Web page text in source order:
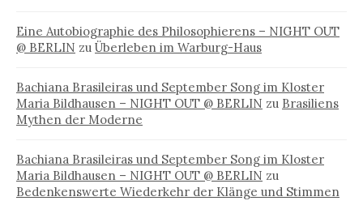
Eine Autobiographie des Philosophierens – NIGHT OUT
@ BERLIN zu Überleben im Warburg-Haus
Bachiana Brasileiras und September Song im Kloster
Maria Bildhausen – NIGHT OUT @ BERLIN zu Brasiliens
Mythen der Moderne
Bachiana Brasileiras und September Song im Kloster
Maria Bildhausen – NIGHT OUT @ BERLIN zu
Bedenkenswerte Wiederkehr der Klänge und Stimmen